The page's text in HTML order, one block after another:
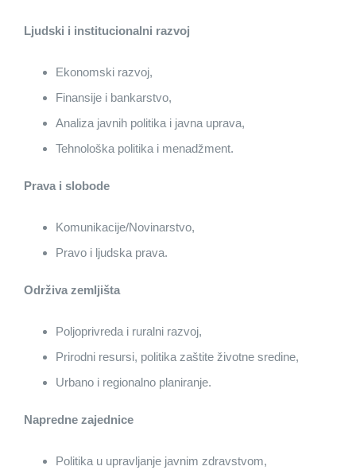
Ljudski i institucionalni razvoj
Ekonomski razvoj,
Finansije i bankarstvo,
Analiza javnih politika i javna uprava,
Tehnološka politika i menadžment.
Prava i slobode
Komunikacije/Novinarstvo,
Pravo i ljudska prava.
Održiva zemljišta
Poljoprivreda i ruralni razvoj,
Prirodni resursi, politika zaštite životne sredine,
Urbano i regionalno planiranje.
Napredne zajednice
Politika u upravljanje javnim zdravstvom,